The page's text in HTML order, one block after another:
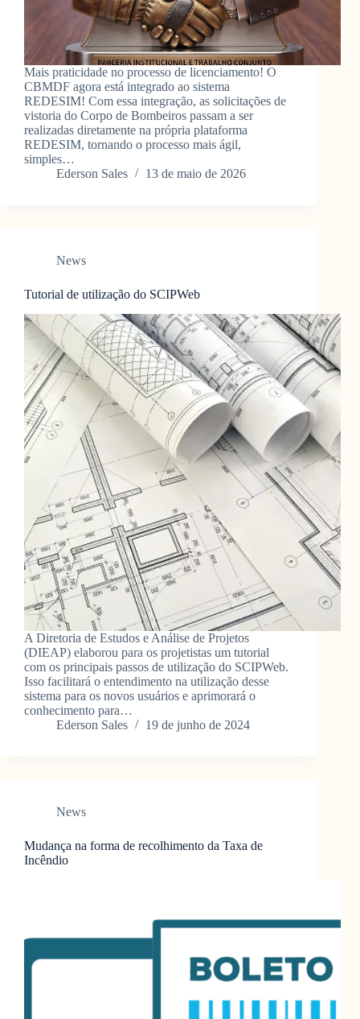
Mais praticidade no processo de licenciamento! O
CBMDF agora está integrado ao sistema
REDESIM! Com essa integração, as solicitações de
vistoria do Corpo de Bombeiros passam a ser
realizadas diretamente na própria plataforma
REDESIM, tornando o processo mais ágil,
simples…
Ederson Sales
13 de maio de 2026
News
Tutorial de utilização do SCIPWeb
A Diretoria de Estudos e Análise de Projetos
(DIEAP) elaborou para os projetistas um tutorial
com os principais passos de utilização do SCIPWeb.
Isso facilitará o entendimento na utilização desse
sistema para os novos usuários e aprimorará o
conhecimento para…
Ederson Sales
19 de junho de 2024
News
Mudança na forma de recolhimento da Taxa de
Incêndio